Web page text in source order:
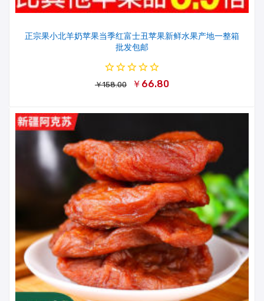
正宗果小北羊奶苹果当季红富士丑苹果新鲜水果产地一整箱
批发包邮
￥158.00 ￥66.80